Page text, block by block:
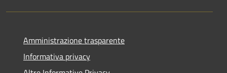
Amministrazione trasparente
Informativa privacy